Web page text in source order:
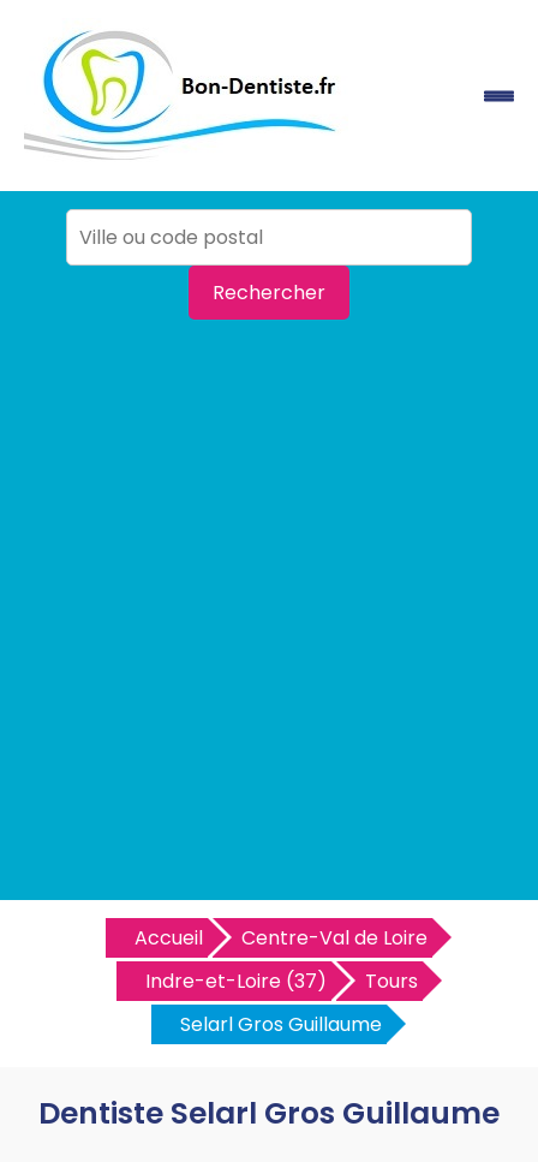
Rechercher
Accueil
Centre-Val de Loire
Indre-et-Loire (37)
Tours
Selarl Gros Guillaume
Dentiste Selarl Gros Guillaume